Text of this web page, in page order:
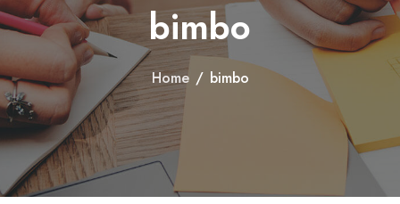
bimbo
Home / bimbo